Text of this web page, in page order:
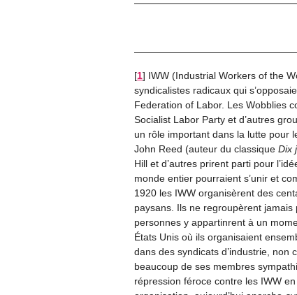
[1] IWW (Industrial Workers of the
syndicalistes radicaux qui
Federation of Labor. Les Wobblies
Socialist Labor Party et d’autres
un rôle important dans la lutte pour
John Reed (auteur du classique Dix
Hill et d’autres prirent parti pour
monde entier pourraient s’unir et
1920 les IWW organisèrent des
paysans. Ils ne regroupèrent
personnes y appartinrent à un
États Unis où ils organisaient
dans des syndicats d’industrie,
beaucoup de ses membres
répression féroce contre les IWW